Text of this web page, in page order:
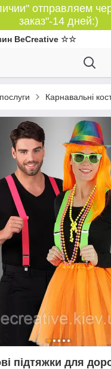
отправляем
заказ"-14 дней:)
BeCreative ☆☆
Карнавальні
підтяжки для